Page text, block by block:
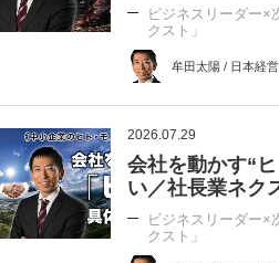
ビジネスリーダー×
クスト」
牟田太陽 / 日本経
2026.07.29
会社を動かす“
い／社長業ネク
ビジネスリーダー×
クスト」